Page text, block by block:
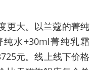
更大。以兰蔻的菁纯
水+30ml菁纯乳霜
元。线上线下价格